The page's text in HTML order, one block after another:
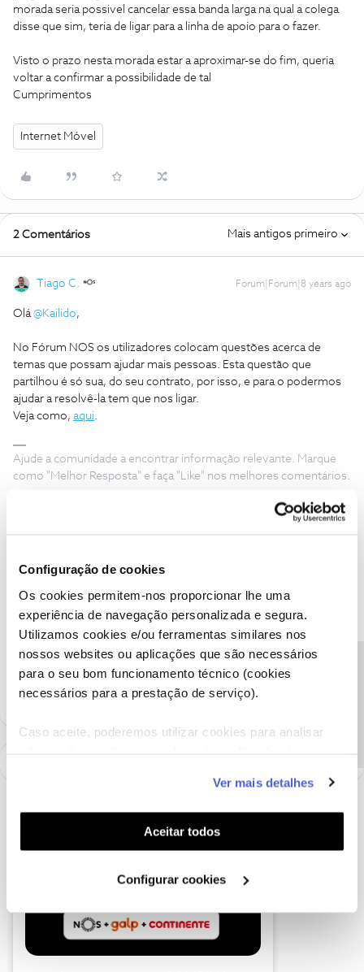
Configuração de cookies
Os cookies permitem-nos proporcionar lhe uma
experiência de navegação personalizada e segura.
Utilizamos cookies e/ou ferramentas similares nos
nossos websites ou aplicações que são necessários
para o seu bom funcionamento técnico (cookies
necessários para a prestação de serviço).
Caso aceite, poderemos utilizar cookies para analisar
funcionalidades (cookies de personalização e
funcionalidade) e adaptar anúncios aos seus interesses
(cookies de publicidade personalizada). Pode gerir a
utilização dos cookies clicando em "Configurar
Ver mais detalhes
Aceitar todos
Configurar cookies
morada seria possivel cancelar essa banda larga na qual a colega
disse que sim, teria de ligar para a linha de apoio para o fazer.
Visto o prazo nesta morada estar a aproximar-se do fim, queria
voltar a confirmar a possibilidade de tal
Cumprimentos
Internet Móvel
2 Comentários Mais antigos primeiro
Tiago C. Forum|Forum|8 years ago
Olá@Kailido,
No Fórum NOS os utilizadores colocam questões acerca de
temas que possam ajudar mais pessoas. Esta questão que
partilhou é só sua, do seu contrato, por isso, e para o podermos
ajudar a resolvê-la tem que nos ligar.
Veja como, aqui.
Ajude a comunidade a encontrar informação relevante. Marque
como "Melhor Resposta" e faça "Like" nos melhores comentários.
K Kailido AUTOR
Boa noite. Mesmo que seja so do meu contrato nao significa que
outras pessoas nao tenham bandas largas no servico NOS 3
fidelizado. Caso a resposta seja negativa o que esta a ser feito é
claramente "damage control". Nao vou ligar pra linha pois nao
quero cancelar. Apenas me informar